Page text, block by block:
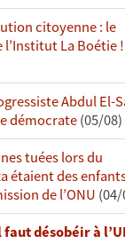
citoyenne : le
l’Institut La Boétie !
Abdul El-
démocrate(05/08)
tuées lors du
étaient des
de l’ONU (04/
désobéir à